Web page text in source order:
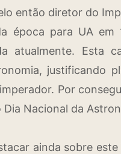
então diretor do
época para UA em
atualmente. Esta
justificando
Por
Nacional da
ainda sobre